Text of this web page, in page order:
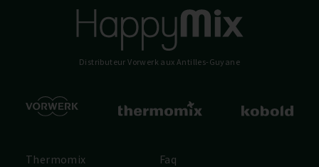
Distributeur Vorwerk aux Antilles-Guyane
Thermomix
Faq